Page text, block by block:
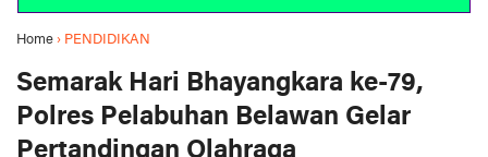
Home › PENDIDIKAN
Semarak Hari Bhayangkara ke-79,
Polres Pelabuhan Belawan Gelar
Pertandingan Olahraga